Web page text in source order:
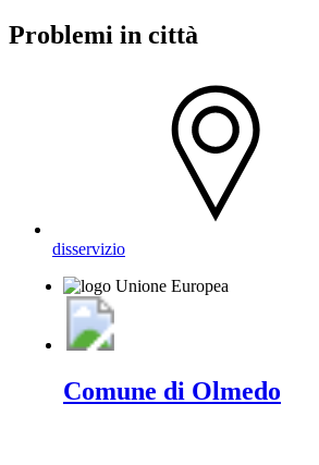
Problemi in città
disservizio
Comune di Olmedo